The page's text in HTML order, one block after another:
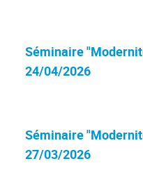
Séminaire
24/04/2026
Séminaire
27/03/2026